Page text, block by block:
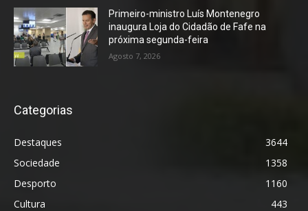
Primeiro-ministro Luís Montenegro
inaugura Loja do Cidadão de Fafe na
próxima segunda-feira
Agosto 7, 2026
Categorias
Destaques
3644
Sociedade
1358
Desporto
1160
Cultura
443